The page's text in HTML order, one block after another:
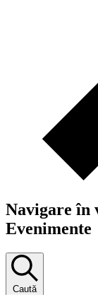
Navigare în
Evenimente
Caută